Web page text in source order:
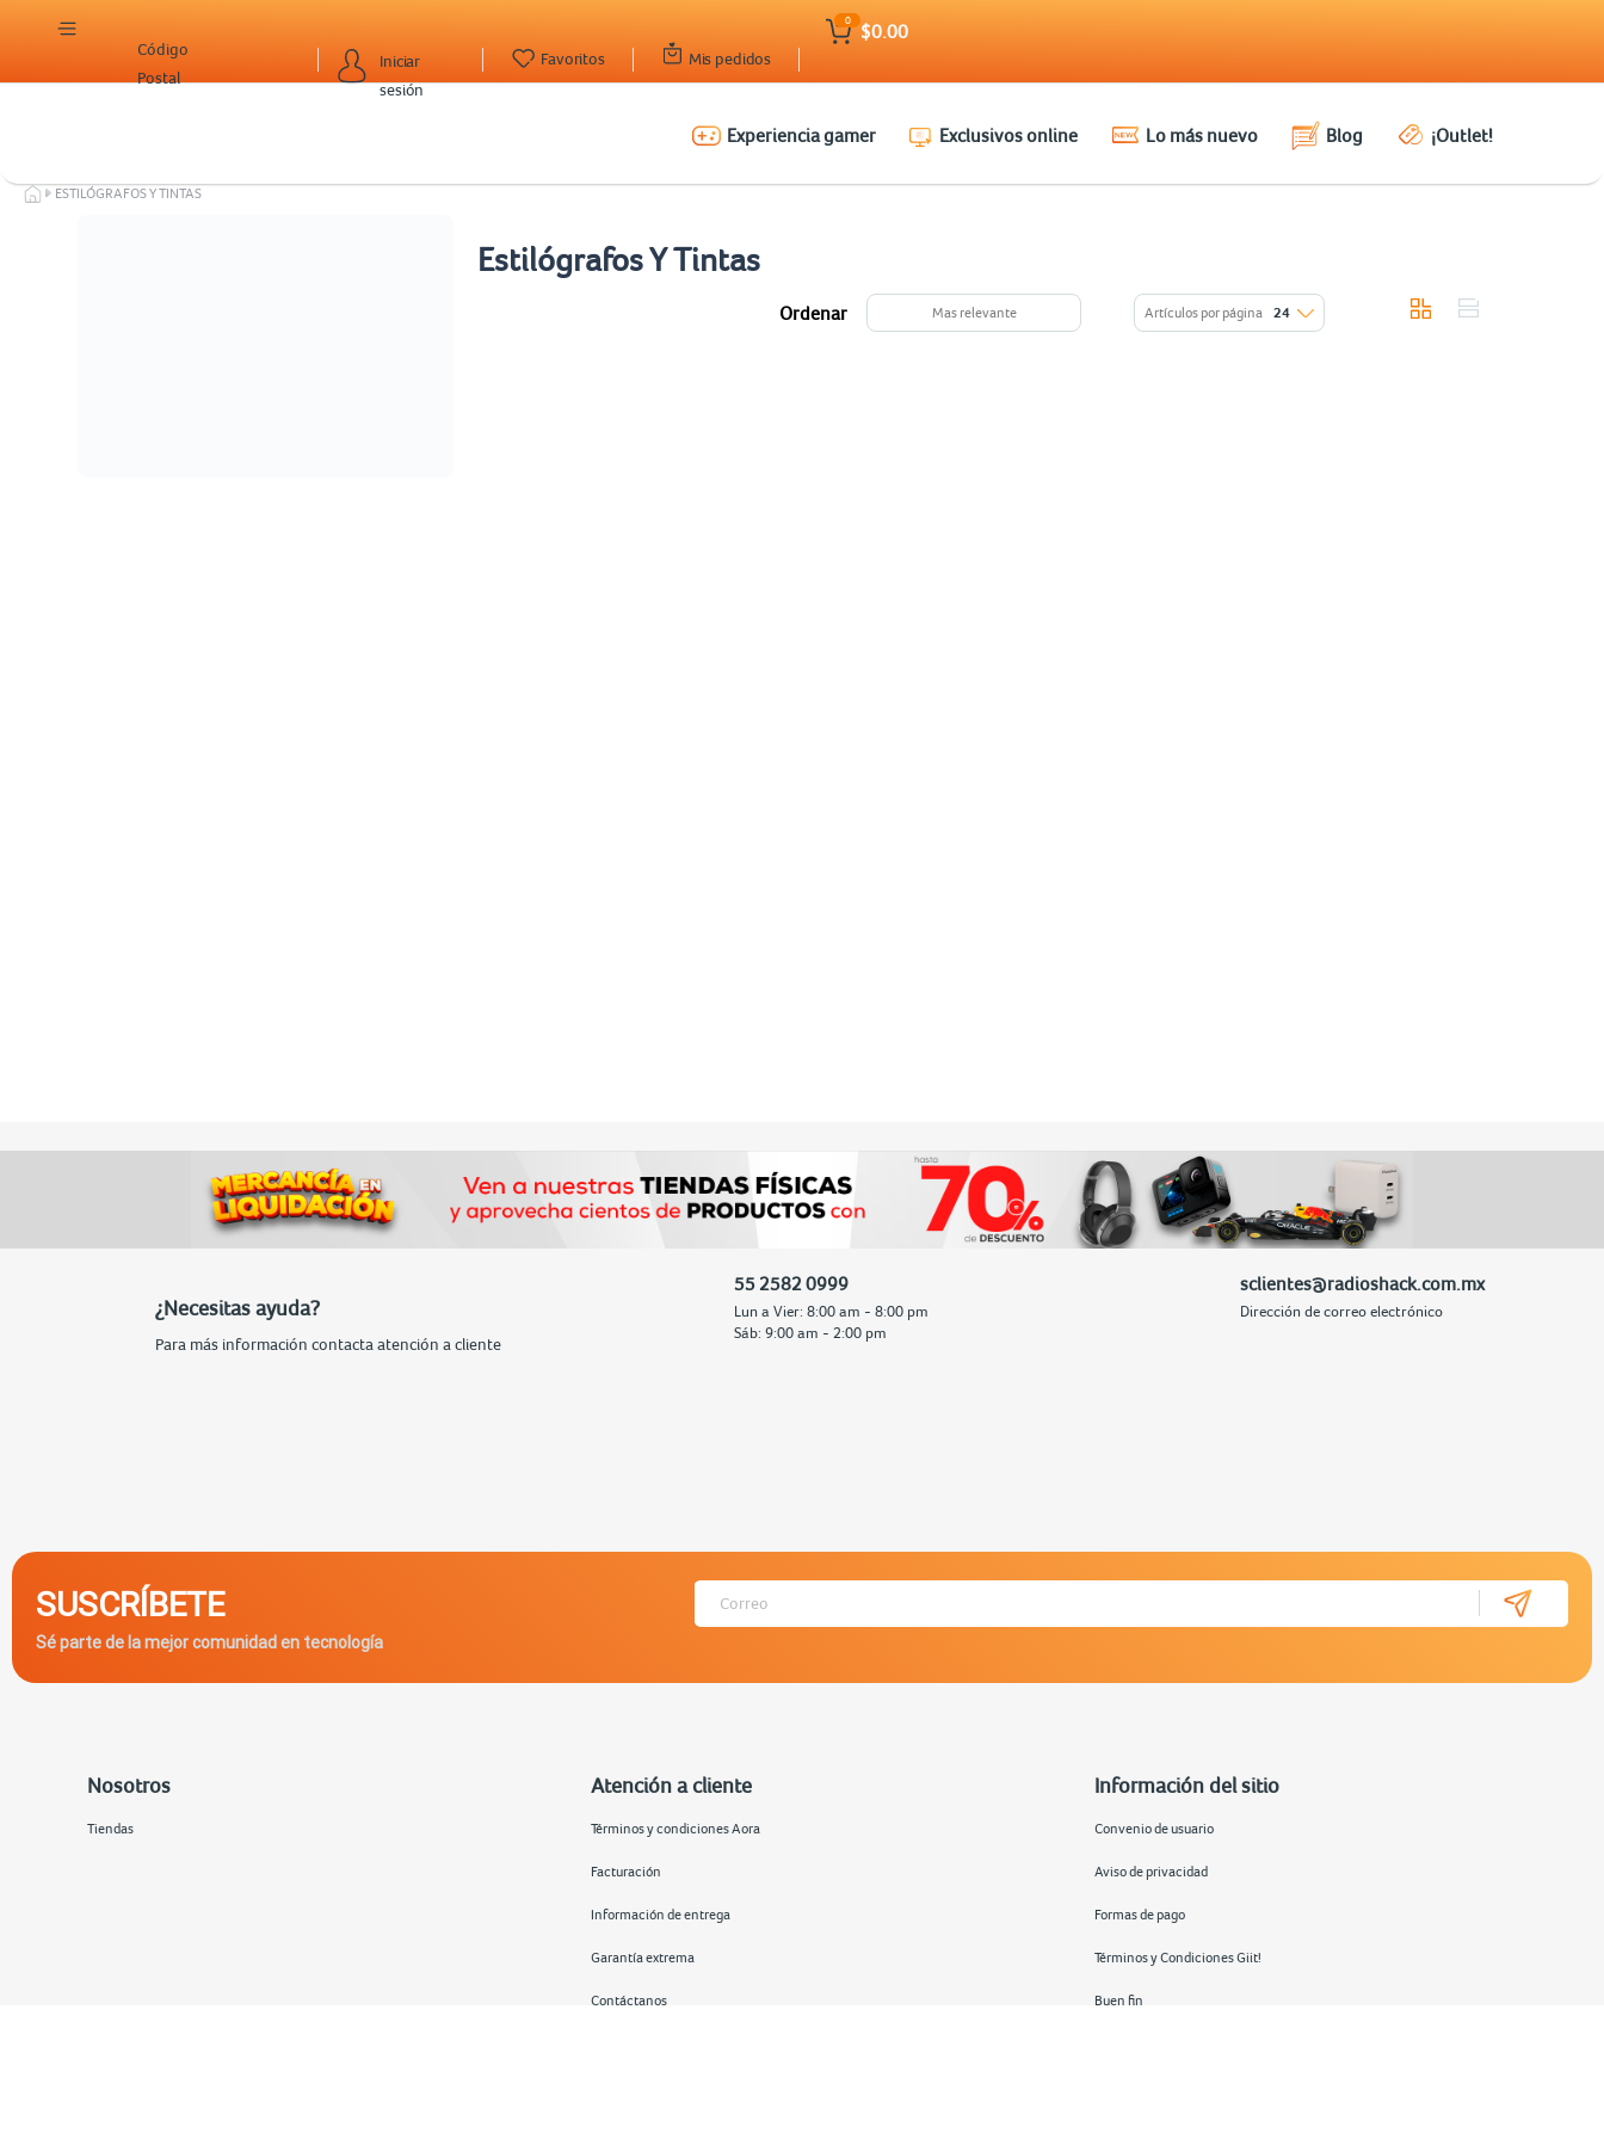
Iniciar
sesión
Código
Postal
Mis pedidos
Favoritos
0
$0.00
Experiencia gamer Exclusivos online Lo más nuevo Blog ¡Outlet!
ESTILÓGRAFOS Y TINTAS
Estilógrafos Y Tintas
Ordenar Mas relevante Artículos por página 24
¿Necesitas ayuda?
Para más información contacta atención a cliente
55 2582 0999
Lun a Vier: 8:00 am - 8:00 pm
Sáb: 9:00 am - 2:00 pm
sclientes@radioshack.com.mx
Dirección de correo electrónico
SUSCRÍBETE
Sé parte de la mejor comunidad en tecnología
Nosotros
Tiendas
Atención a cliente
Términos y condiciones Aora
Facturación
Información de entrega
Garantía extrema
Contáctanos
Información del sitio
Convenio de usuario
Aviso de privacidad
Formas de pago
Términos y Condiciones Giit!
Buen fin